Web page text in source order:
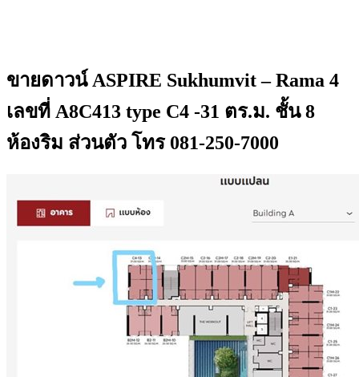
ขายดาวน์ ASPIRE Sukhumvit – Rama 4
เลขที่ A8C413 type C4 -31 ตร.ม. ชั้น 8
ห้องริม ส่วนตัว โทร 081-250-7000